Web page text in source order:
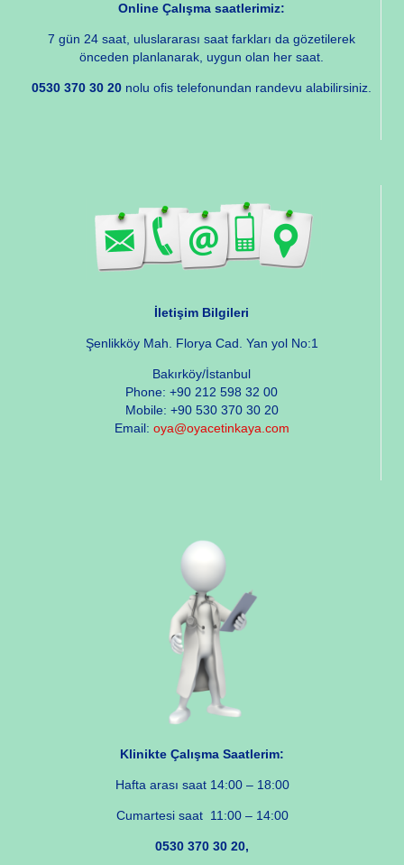
Online Çalışma saatlerimiz:
7 gün 24 saat, uluslararası saat farkları da gözetilerek
önceden planlanarak, uygun olan her saat.
0530 370 30 20 nolu ofis telefonundan randevu alabilirsiniz.
İletişim Bilgileri
Şenlikköy Mah. Florya Cad. Yan yol No:1
Bakırköy/İstanbul
Phone: +90 212 598 32 00
Mobile: +90 530 370 30 20
Email: oya@oyacetinkaya.com
Klinikte Çalışma Saatlerim:
Hafta arası saat 14:00 – 18:00
Cumartesi saat 11:00 – 14:00
0530 370 30 20,